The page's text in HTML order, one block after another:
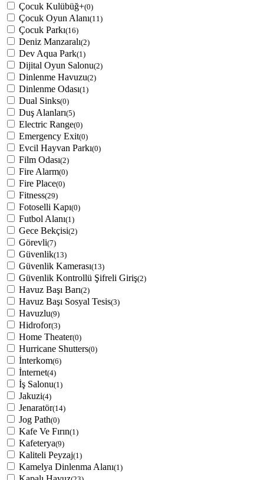
Çocuk Kulübüğ+(0)
Çocuk Oyun Alanı(11)
Çocuk Parkı(16)
Deniz Manzaralı(2)
Dev Aqua Park(1)
Dijital Oyun Salonu(2)
Dinlenme Havuzu(2)
Dinlenme Odası(1)
Dual Sinks(0)
Duş Alanları(5)
Electric Range(0)
Emergency Exit(0)
Evcil Hayvan Parkı(0)
Film Odası(2)
Fire Alarm(0)
Fire Place(0)
Fitness(29)
Fotoselli Kapı(0)
Futbol Alanı(1)
Gece Bekçisi(2)
Görevli(7)
Güvenlik(13)
Güvenlik Kamerası(13)
Güvenlik Kontrollü Şifreli Giriş(2)
Havuz Başı Barı(2)
Havuz Başı Sosyal Tesis(3)
Havuzlu(9)
Hidrofor(3)
Home Theater(0)
Hurricane Shutters(0)
İnterkom(6)
İnternet(4)
İş Salonu(1)
Jakuzi(4)
Jenaratör(14)
Jog Path(0)
Kafe Ve Fırın(1)
Kafeterya(9)
Kaliteli Peyzaj(1)
Kamelya Dinlenma Alanı(1)